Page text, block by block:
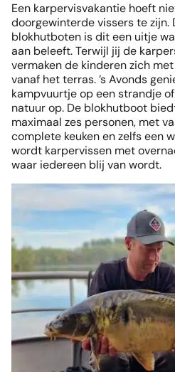
Een karpervisvakantie hoeft
doorgewinterde vissers te zijn.
blokhutboten is dit een uitje
aan beleeft. Terwijl jij de
vermaken de kinderen zich
vanaf het terras. ’s Avonds
kampvuurtje op een strandje
natuur op. De blokhutboot
maximaal zes personen, met
complete keuken en zelfs een
wordt karpervissen met
waar iedereen blij van wordt.